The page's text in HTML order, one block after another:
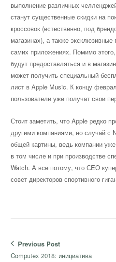
выполнение различных
станут существенные скидки на
кроссовок (естественно, под
магазинах), а также
самих приложениях. Помимо
будут предоставляться и в
может получить специальный
лист в Apple Music. К концу
пользователи уже получат свои
Стоит заметить, что Apple редко
другими компаниями, но случай с
общей картины, ведь компании
в том числе и при производстве
Watch. А все потому, что СЕО
совет директоров спортивного
Навигация
по
Previous Post
Previous
Computex 2018: инициатива